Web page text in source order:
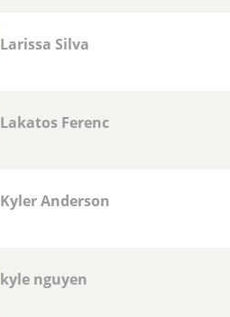
Larissa Silva
Lakatos Ferenc
Kyler Anderson
kyle nguyen